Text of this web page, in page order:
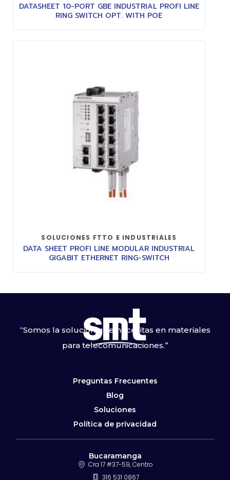
DATASHEET 10-PORT GBE INDUSTRIAL PROFI LINE
RING SWITCH OPT. WITH POE
SOLUCIONES FTTO E INDUSTRIALES
DATA SHEET PROFI LINE MODULAR INDUSTRIAL
GIGABIT ETHERNET RING-SWITCH
“Somos la solución que necesitas en materiales
para telecomunicaciones.”
Preguntas Frecuentes
Blog
Soluciones
Política de privacidad
Bucaramanga
Cra 17 #37-59, Centro
316 531 0867